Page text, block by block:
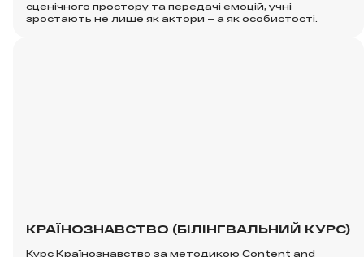
сценічного простору та передачі емоцій, учні
зростають не лише як актори – а як особистості.
КРАЇНОЗНАВСТВО (БІЛІНГВАЛЬНИЙ КУРС)
Курс Країнознавство за методикою Content and